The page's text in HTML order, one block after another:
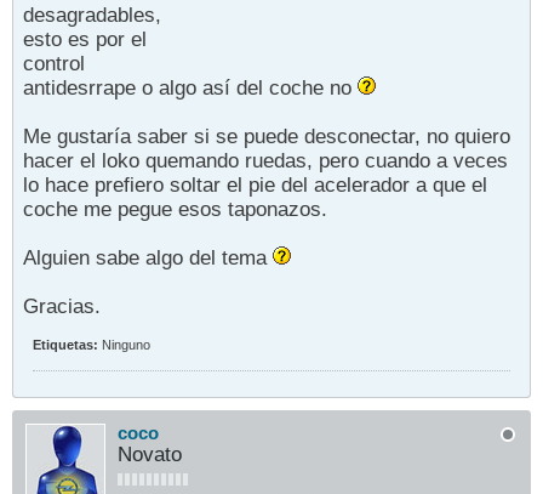
desagradables,
esto es por el
control
antidesrrape o algo así del coche no
Me gustaría saber si se puede desconectar, no quiero
hacer el loko quemando ruedas, pero cuando a veces
lo hace prefiero soltar el pie del acelerador a que el
coche me pegue esos taponazos.
Alguien sabe algo del tema
Gracias.
Etiquetas: Ninguno
coco
Novato